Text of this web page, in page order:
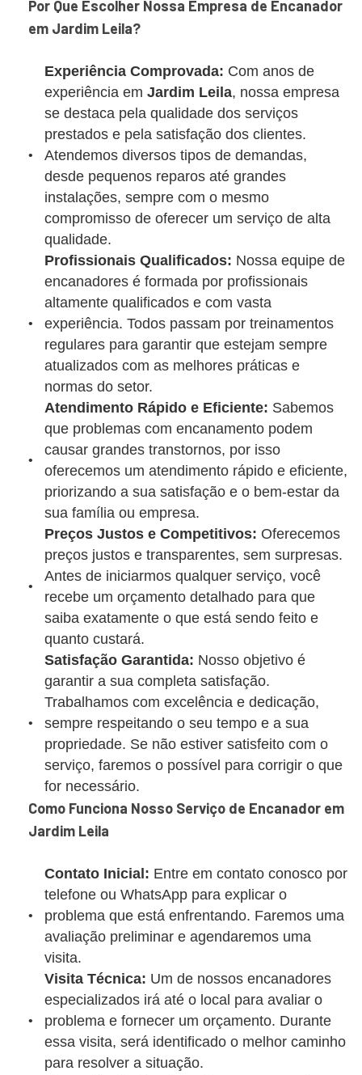
Por Que Escolher Nossa Empresa de Encanador
em Jardim Leila?
Experiência Comprovada: Com anos de
experiência em Jardim Leila, nossa empresa
se destaca pela qualidade dos serviços
prestados e pela satisfação dos clientes.
Atendemos diversos tipos de demandas,
desde pequenos reparos até grandes
instalações, sempre com o mesmo
compromisso de oferecer um serviço de alta
qualidade.
Profissionais Qualificados: Nossa equipe de
encanadores é formada por profissionais
altamente qualificados e com vasta
experiência. Todos passam por treinamentos
regulares para garantir que estejam sempre
atualizados com as melhores práticas e
normas do setor.
Atendimento Rápido e Eficiente: Sabemos
que problemas com encanamento podem
causar grandes transtornos, por isso
oferecemos um atendimento rápido e eficiente,
priorizando a sua satisfação e o bem-estar da
sua família ou empresa.
Preços Justos e Competitivos: Oferecemos
preços justos e transparentes, sem surpresas.
Antes de iniciarmos qualquer serviço, você
recebe um orçamento detalhado para que
saiba exatamente o que está sendo feito e
quanto custará.
Satisfação Garantida: Nosso objetivo é
garantir a sua completa satisfação.
Trabalhamos com excelência e dedicação,
sempre respeitando o seu tempo e a sua
propriedade. Se não estiver satisfeito com o
serviço, faremos o possível para corrigir o que
for necessário.
Como Funciona Nosso Serviço de Encanador em
Jardim Leila
Contato Inicial: Entre em contato conosco por
telefone ou WhatsApp para explicar o
problema que está enfrentando. Faremos uma
avaliação preliminar e agendaremos uma
visita.
Visita Técnica: Um de nossos encanadores
especializados irá até o local para avaliar o
problema e fornecer um orçamento. Durante
essa visita, será identificado o melhor caminho
para resolver a situação.